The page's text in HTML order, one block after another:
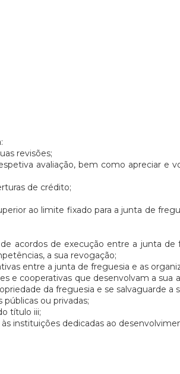
revisões;
avaliação, bem como apreciar e
de crédito;
ao limite fixado para a junta de
acordos de execução entre a junta de
a sua revogação;
entre a junta de freguesia e as
e cooperativas que desenvolvam a sua
da freguesia e se salvaguarde a
ou privadas;
título iii;
instituições dedicadas ao